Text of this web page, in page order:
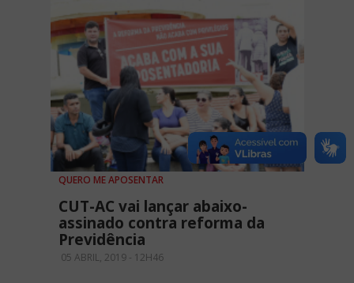
QUERO ME APOSENTAR
CUT-AC vai lançar abaixo-
assinado contra reforma da
Previdência
05 ABRIL, 2019 - 12H46